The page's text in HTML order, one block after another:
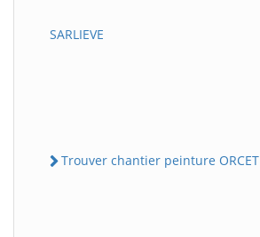
SARLIEVE
Trouver chantier peinture ORCET